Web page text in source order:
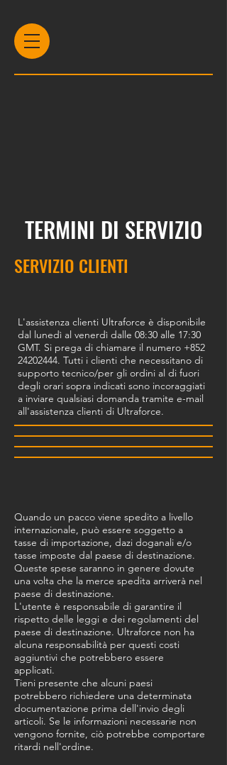
TERMINI DI SERVIZIO
SERVIZIO CLIENTI
L'assistenza clienti Ultraforce è disponibile
dal lunedì al venerdì dalle 08:30 alle 17:30
GMT. Si prega di chiamare il numero +852
24202444. Tutti i clienti che necessitano di
supporto tecnico/per gli ordini al di fuori
degli orari sopra indicati sono incoraggiati
a inviare qualsiasi domanda tramite e-mail
all'assistenza clienti di Ultraforce.
Quando un pacco viene spedito a livello
internazionale, può essere soggetto a
tasse di importazione, dazi doganali e/o
tasse imposte dal paese di destinazione.
Queste spese saranno in genere dovute
una volta che la merce spedita arriverà nel
paese di destinazione.
L'utente è responsabile di garantire il
rispetto delle leggi e dei regolamenti del
paese di destinazione. Ultraforce non ha
alcuna responsabilità per questi costi
aggiuntivi che potrebbero essere
applicati.
Tieni presente che alcuni paesi
potrebbero richiedere una determinata
documentazione prima dell'invio degli
articoli. Se le informazioni necessarie non
vengono fornite, ciò potrebbe comportare
ritardi nell'ordine.